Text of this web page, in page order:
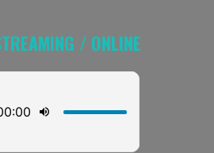
/ ONLINE